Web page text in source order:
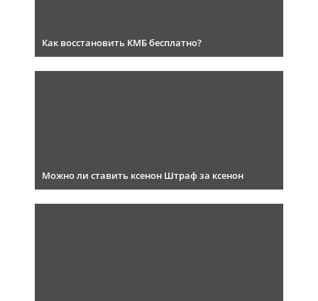
Как восстановить КМБ бесплатно?
Можно ли ставить ксенон Штраф за ксенон